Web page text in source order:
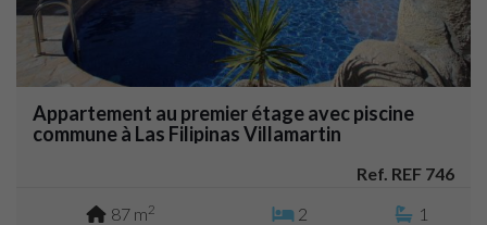
Appartement au premier étage avec piscine
commune à Las Filipinas Villamartin
Ref. REF 746
87 m2 2 1